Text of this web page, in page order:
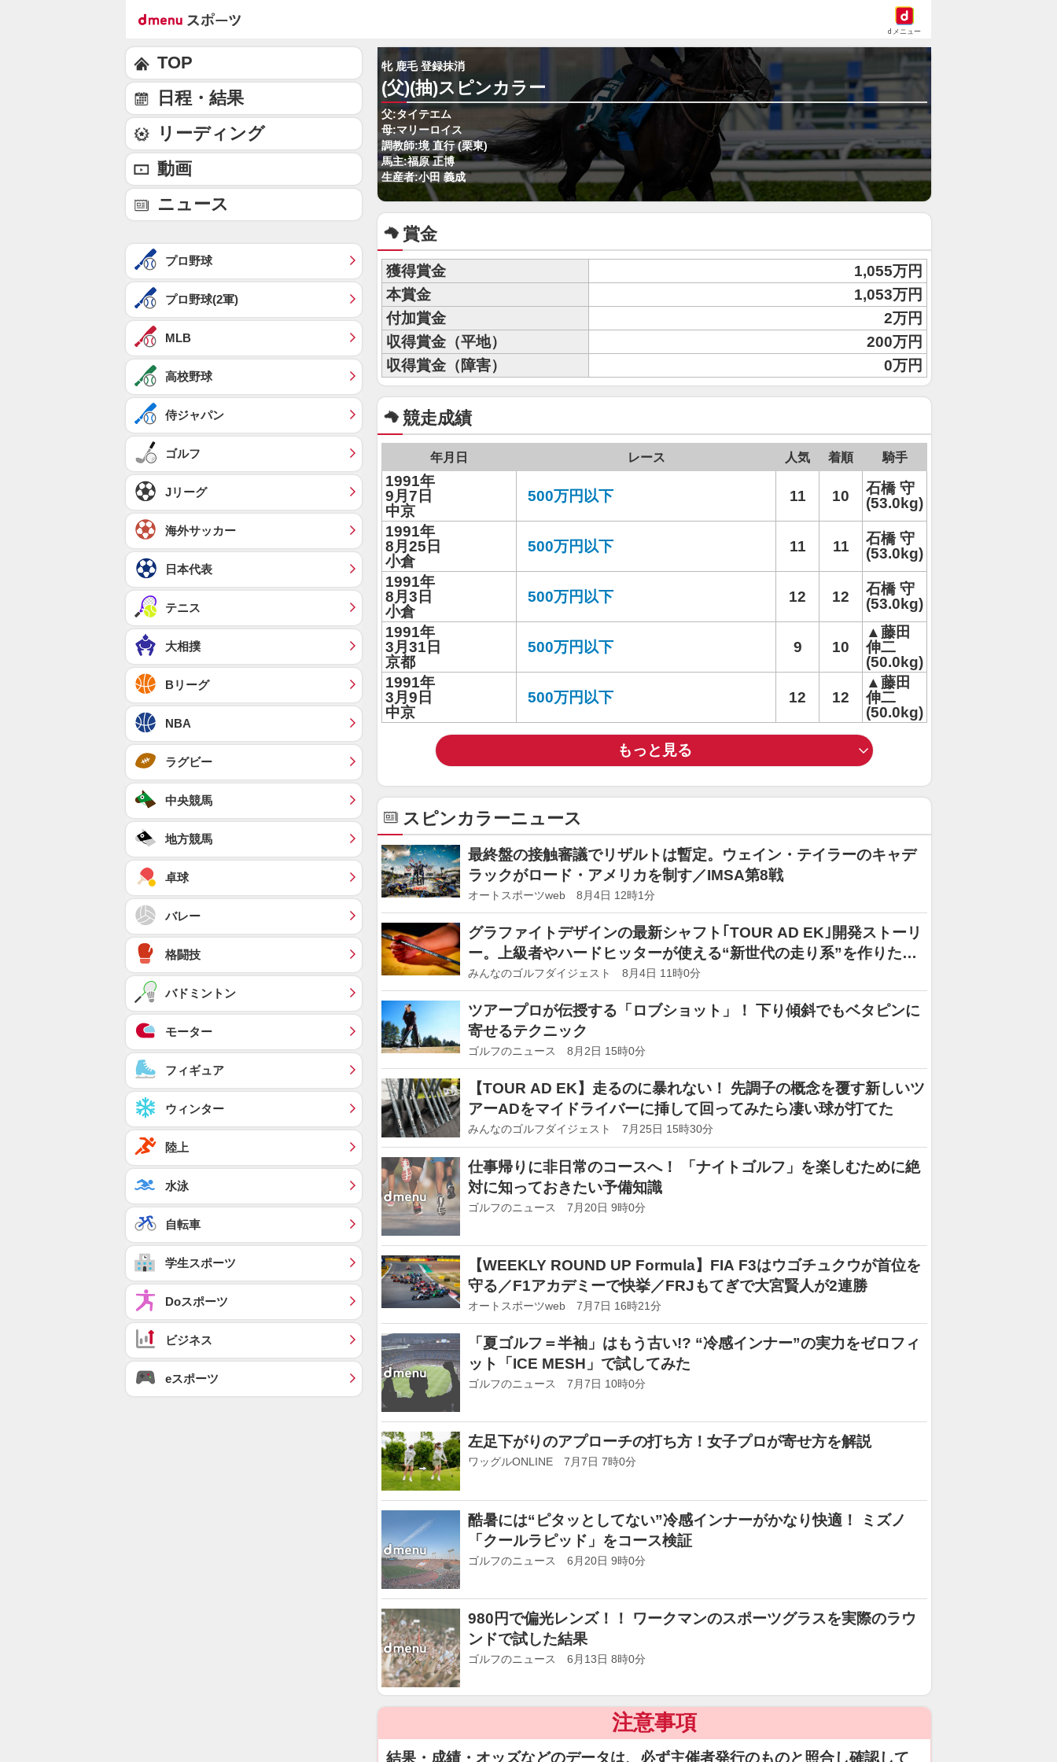
dメニュー
牝 鹿毛 登録抹消
(父)(抽)スピンカラー
父:タイテエム
母:マリーロイス
調教師:境 直行 (栗東)
馬主:福原 正博
生産者:小田 義成
賞金
獲得賞金
1,055万円
本賞金
1,053万円
付加賞金
2万円
収得賞金（平地）
200万円
収得賞金（障害）
0万円
競走成績
年月日 レース 人気 着順 騎手
1991年
9月7日
中京
500万円以下 11 10
石橋 守
(53.0kg)
1991年
8月25日
小倉
500万円以下 11 11
石橋 守
(53.0kg)
1991年
8月3日
小倉
500万円以下 12 12
石橋 守
(53.0kg)
1991年
3月31日
京都
500万円以下 9 10
▲藤田
伸二
(50.0kg)
1991年
3月9日
中京
500万円以下 12 12
▲藤田
伸二
(50.0kg)
もっと見る
スピンカラーニュース
最終盤の接触審議でリザルトは暫定。ウェイン・テイラーのキャデ
ラックがロード・アメリカを制す／IMSA第8戦
オートスポーツweb 8月4日 12時1分
グラファイトデザインの最新シャフト｢TOUR AD EK｣開発ストーリ
ー。上級者やハードヒッターが使える“新世代の走り系”を作りたか
った
みんなのゴルフダイジェスト 8月4日 11時0分
ツアープロが伝授する「ロブショット」！ 下り傾斜でもベタピンに
寄せるテクニック
ゴルフのニュース 8月2日 15時0分
【TOUR AD EK】走るのに暴れない！ 先調子の概念を覆す新しいツ
アーADをマイドライバーに挿して回ってみたら凄い球が打てた
みんなのゴルフダイジェスト 7月25日 15時30分
仕事帰りに非日常のコースへ！ 「ナイトゴルフ」を楽しむために絶
対に知っておきたい予備知識
ゴルフのニュース 7月20日 9時0分
【WEEKLY ROUND UP Formula】FIA F3はウゴチュクウが首位を
守る／F1アカデミーで快挙／FRJもてぎで大宮賢人が2連勝
オートスポーツweb 7月7日 16時21分
「夏ゴルフ＝半袖」はもう古い!? “冷感インナー”の実力をゼロフィ
ット「ICE MESH」で試してみた
ゴルフのニュース 7月7日 10時0分
左足下がりのアプローチの打ち方！女子プロが寄せ方を解説
ワッグルONLINE 7月7日 7時0分
酷暑には“ピタッとしてない”冷感インナーがかなり快適！ ミズノ
「クールラピッド」をコース検証
ゴルフのニュース 6月20日 9時0分
980円で偏光レンズ！！ ワークマンのスポーツグラスを実際のラウ
ンドで試した結果
ゴルフのニュース 6月13日 8時0分
注意事項
結果・成績・オッズなどのデータは、必ず主催者発行のものと照合し確認して
TOP
日程・結果
リーディング
動画
ニュース
プロ野球
プロ野球(2軍)
MLB
高校野球
侍ジャパン
ゴルフ
Jリーグ
海外サッカー
日本代表
テニス
大相撲
Bリーグ
NBA
ラグビー
中央競馬
地方競馬
卓球
バレー
格闘技
バドミントン
モーター
フィギュア
ウィンター
陸上
水泳
自転車
学生スポーツ
Doスポーツ
ビジネス
eスポーツ